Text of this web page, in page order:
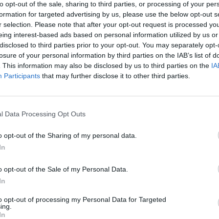
opt-out of the sale, sharing to third parties, or processing of your
for targeted advertising by us, please use the below opt-out
selection. Please note that after your opt-out request is processed
interest-based ads based on personal information utilized by us
to third parties prior to your opt-out. You may separately
of your personal information by third parties on the IAB’s list of
This information may also be disclosed by us to third parties on the
Participants that may further disclose it to other third parties.
Data Processing Opt Outs
opt-out of the Sharing of my personal data.
opt-out of the Sale of my Personal Data.
opt-out of processing my Personal Data for Targeted
εισήλθαν από ανασφάλιστο παράθυρο στην
να γίνουν αντιληπτοί αφήρεσαν χρηματικό ποσό
Συνελήφθησαν
κλοπή
ΔΕΔΔΗΕ στην
Τυρνάβου
6 Αυγούστου 2026, 11:07
Λάρισα:
γυναίκας -
ιερακοθηρίας
την
ΛΑ.ΣΥ.
παρατάξεις